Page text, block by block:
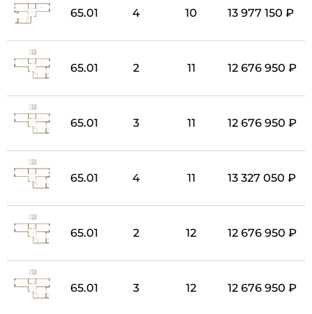
65.01 4 10 13 977 150 ₽
65.01 2 11 12 676 950 ₽
65.01 3 11 12 676 950 ₽
65.01 4 11 13 327 050 ₽
65.01 2 12 12 676 950 ₽
65.01 3 12 12 676 950 ₽